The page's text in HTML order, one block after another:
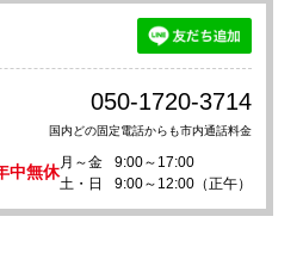
050-1720-3714
国内どの固定電話からも市内通話料金
中無休
月～金
9:00～17:00
土・日
9:00～12:00（正午）